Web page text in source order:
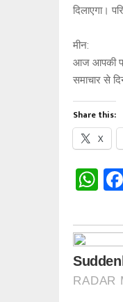
दिलाएगा।
मीन:
आज आपकी
समाचार से
Share this:
X
W
at
s
A
p